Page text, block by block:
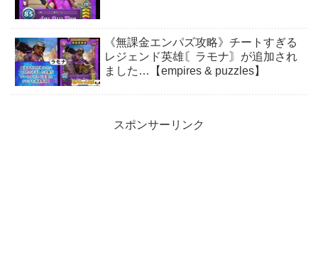
《無課金エンパズ攻略》チートすぎる
レジェンド英雄〘ラモナ〙が追加され
ました…【empires & puzzles】
スポンサーリンク